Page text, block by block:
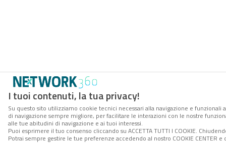
I tuoi contenuti, la tua privacy!
Su questo sito utilizziamo cookie tecnici necessari alla navigazione e
di navigazione sempre migliore, per facilitare le interazioni con le nostre
alle tue abitudini di navigazione e ai tuoi interessi.
Puoi esprimere il tuo consenso cliccando su ACCETTA TUTTI I COOKIE.
Potrai sempre gestire le tue preferenze accedendo al nostro COOKIE